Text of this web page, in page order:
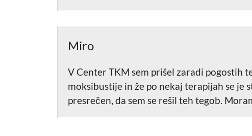
Miro
V Center TKM sem prišel zaradi pogostih
moksibustije in že po nekaj terapijah se je
presrečen, da sem se rešil teh tegob.